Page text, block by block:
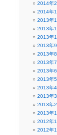
2014年2
2014年1
2013年
2013年
2013年
2013年9
2013年8
2013年7
2013年6
2013年5
2013年4
2013年3
2013年2
2013年1
2012年
2012年